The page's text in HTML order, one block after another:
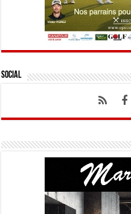
Social